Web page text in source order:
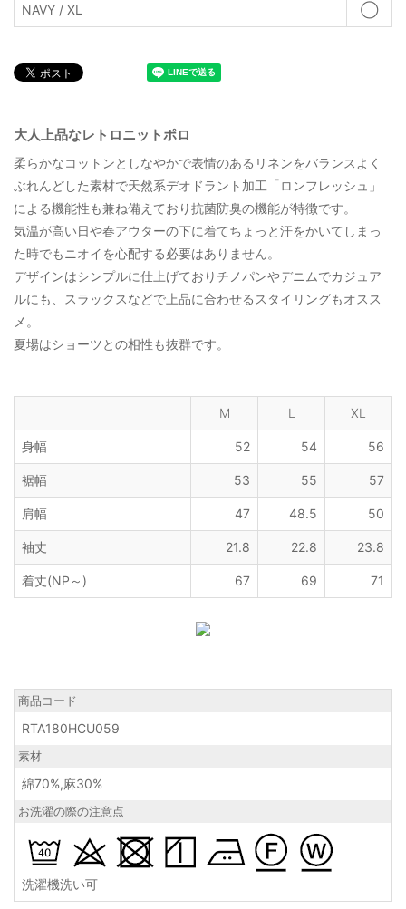
NAVY / XL ◯
大人上品なレトロニットポロ
柔らかなコットンとしなやかで表情のあるリネンをバランスよく
ぶれんどした素材で天然系デオドラント加工「ロンフレッシュ」
による機能性も兼ね備えており抗菌防臭の機能が特徴です。
気温が高い日や春アウターの下に着てちょっと汗をかいてしまっ
た時でもニオイを心配する必要はありません。
デザインはシンプルに仕上げておりチノパンやデニムでカジュア
ルにも、スラックスなどで上品に合わせるスタイリングもオスス
メ。
夏場はショーツとの相性も抜群です。
M L XL
身幅 52 54 56
裾幅 53 55 57
肩幅 47 48.5 50
袖丈 21.8 22.8 23.8
着丈(NP～) 67 69 71
商品コード
RTA180HCU059
素材
綿70%,麻30%
お洗濯の際の注意点
洗濯機洗い可